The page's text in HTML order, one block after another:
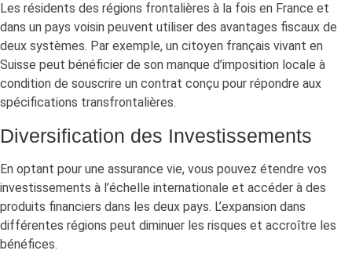
Les résidents des régions frontalières à la fois en France et
dans un pays voisin peuvent utiliser des avantages fiscaux de
deux systèmes. Par exemple, un citoyen français vivant en
Suisse peut bénéficier de son manque d’imposition locale à
condition de souscrire un contrat conçu pour répondre aux
spécifications transfrontalières.
Diversification des Investissements
En optant pour une assurance vie, vous pouvez étendre vos
investissements à l’échelle internationale et accéder à des
produits financiers dans les deux pays. L’expansion dans
différentes régions peut diminuer les risques et accroître les
bénéfices.